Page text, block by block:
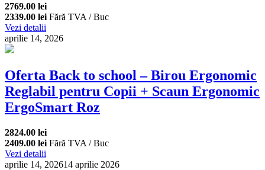
2769.00 lei
2339.00 lei Fără TVA / Buc
Vezi detalii
aprilie 14, 2026
Oferta Back to school – Birou Ergonomic
Reglabil pentru Copii + Scaun Ergonomic
ErgoSmart Roz
2824.00 lei
2409.00 lei Fără TVA / Buc
Vezi detalii
aprilie 14, 202614 aprilie 2026